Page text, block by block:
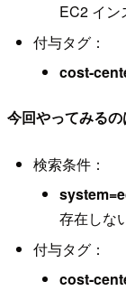
EC2 イン
付与タグ：
cost-
今回やってみるの
検索条件：
存在しな
付与タグ：
cost-